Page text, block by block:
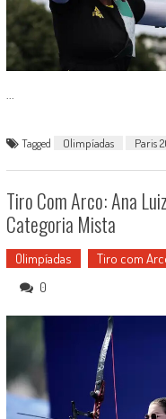
...
Tagged Olimpíadas Paris
Tiro Com Arco: Ana
Categoria Mista
Olimpíadas Tiro com
0